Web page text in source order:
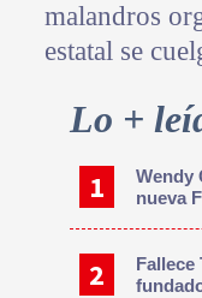
malandros
estatal se
Primary
Lo +
Wendy
nueva
Fallece